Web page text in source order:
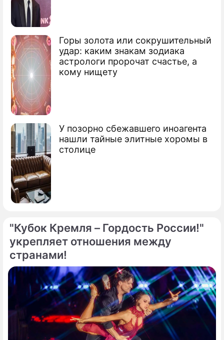
Горы золота или сокрушительный
удар: каким знакам зодиака
астрологи пророчат счастье, а
кому нищету
У позорно сбежавшего иноагента
нашли тайные элитные хоромы в
столице
"Кубок Кремля – Гордость России!"
укрепляет отношения между
странами!